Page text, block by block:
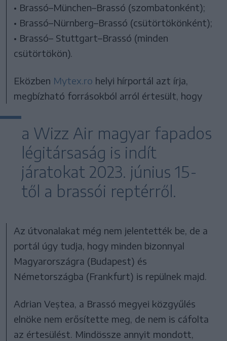
• Brassó–München–Brassó (szombatonként);
• Brassó–Nürnberg–Brassó (csütörtökönként);
• Brassó– Stuttgart–Brassó (minden
csütörtökön).
Eközben Mytex.ro helyi hírportál azt írja,
megbízható forrásokból arról értesült, hogy
a Wizz Air magyar fapados
légitársaság is indít
járatokat 2023. június 15-
től a brassói reptérről.
Az útvonalakat még nem jelentették be, de a
portál úgy tudja, hogy minden bizonnyal
Magyarországra (Budapest) és
Németországba (Frankfurt) is repülnek majd.
Adrian Veștea, a Brassó megyei közgyűlés
elnöke nem erősítette meg, de nem is cáfolta
az értesülést. Mindössze annyit mondott,